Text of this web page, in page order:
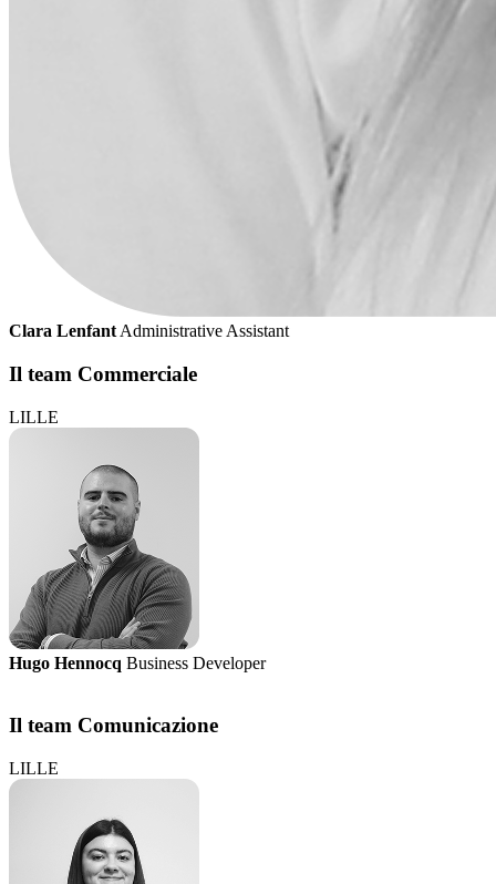
Clara Lenfant Administrative Assistant
Il team Commerciale
LILLE
Hugo Hennocq Business Developer
Il team Comunicazione
LILLE